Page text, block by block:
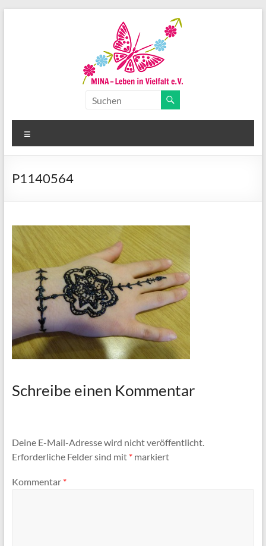
Leben
in
Vielfalt
e.V.
P1140564
Schreibe einen Kommentar
Deine E-Mail-Adresse wird nicht veröffentlicht.
Erforderliche Felder sind mit *markiert
Kommentar *